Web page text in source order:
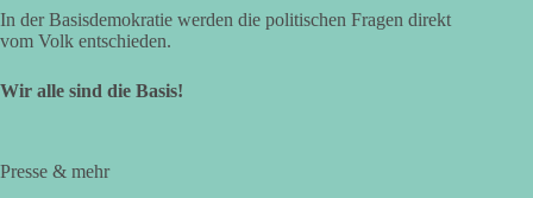
In der Basisdemokratie werden die politischen Fragen direkt
vom Volk entschieden.
Wir alle sind die Basis!
Presse & mehr